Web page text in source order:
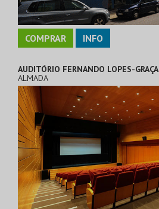
COMPRAR INFO
AUDITÓRIO FERNANDO LOPES-GRAÇA
ALMADA